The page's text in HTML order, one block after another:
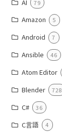
AI 79
Amazon 5
Android 7
Ansible 46
Atom Editor
Blender 728
C# 36
C言語 4